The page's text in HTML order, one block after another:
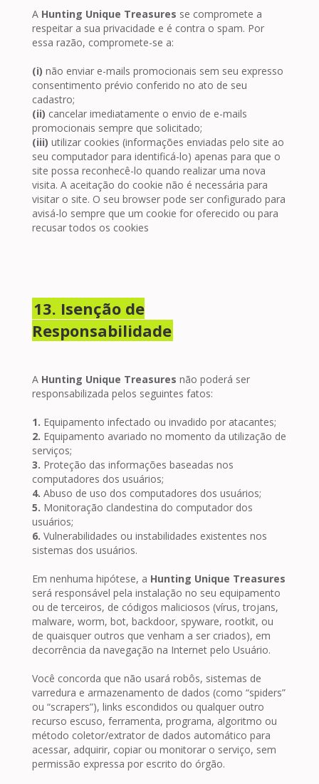
A Hunting Unique Treasures se compromete a
respeitar a sua privacidade e é contra o spam. Por
essa razão, compromete-se a:
(i) não enviar e-mails promocionais sem seu expresso
consentimento prévio conferido no ato de seu
cadastro;
(ii) cancelar imediatamente o envio de e-mails
promocionais sempre que solicitado;
(iii) utilizar cookies (informações enviadas pelo site ao
seu computador para identificá-lo) apenas para que o
site possa reconhecê-lo quando realizar uma nova
visita. A aceitação do cookie não é necessária para
visitar o site. O seu browser pode ser configurado para
avisá-lo sempre que um cookie for oferecido ou para
recusar todos os cookies
13. Isenção de
Responsabilidade
A Hunting Unique Treasures não poderá ser
responsabilizada pelos seguintes fatos:
1. Equipamento infectado ou invadido por atacantes;
2. Equipamento avariado no momento da utilização de
serviços;
3. Proteção das informações baseadas nos
computadores dos usuários;
4. Abuso de uso dos computadores dos usuários;
5. Monitoração clandestina do computador dos
usuários;
6. Vulnerabilidades ou instabilidades existentes nos
sistemas dos usuários.
Em nenhuma hipótese, a Hunting Unique Treasures
será responsável pela instalação no seu equipamento
ou de terceiros, de códigos maliciosos (vírus, trojans,
malware, worm, bot, backdoor, spyware, rootkit, ou
de quaisquer outros que venham a ser criados), em
decorrência da navegação na Internet pelo Usuário.
Você concorda que não usará robôs, sistemas de
varredura e armazenamento de dados (como “spiders”
ou “scrapers”), links escondidos ou qualquer outro
recurso escuso, ferramenta, programa, algoritmo ou
método coletor/extrator de dados automático para
acessar, adquirir, copiar ou monitorar o serviço, sem
permissão expressa por escrito do órgão.